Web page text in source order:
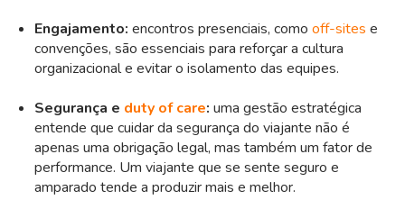
Engajamento: encontros presenciais, como off-sites e
convenções, são essenciais para reforçar a cultura
organizacional e evitar o isolamento das equipes.
Segurança e duty of care: uma gestão estratégica
entende que cuidar da segurança do viajante não é
apenas uma obrigação legal, mas também um fator de
performance. Um viajante que se sente seguro e
amparado tende a produzir mais e melhor.